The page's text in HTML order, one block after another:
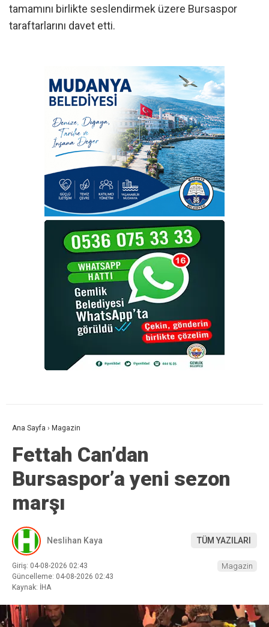
tamamını birlikte seslendirmek üzere Bursaspor
taraftarlarını davet etti.
Ana Sayfa › Magazin
Fettah Can’dan
Bursaspor’a yeni sezon
marşı
Neslihan Kaya TÜM YAZILARI
Giriş: 04-08-2026 02:43
Güncelleme: 04-08-2026 02:43
Kaynak: İHA
Magazin